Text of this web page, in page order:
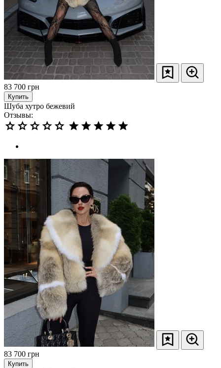
83 700 грн
Купить
Шуба хутро бежевий
Отзывы:
83 700 грн
Купить